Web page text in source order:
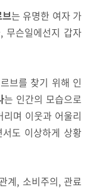
는 유명한 여자 가
무슨일에선지 갑자
브를 찾기 위해 인
는 인간의 모습으로
며 이웃과 어울리
도 이상하게 상황
계, 소비주의, 관료